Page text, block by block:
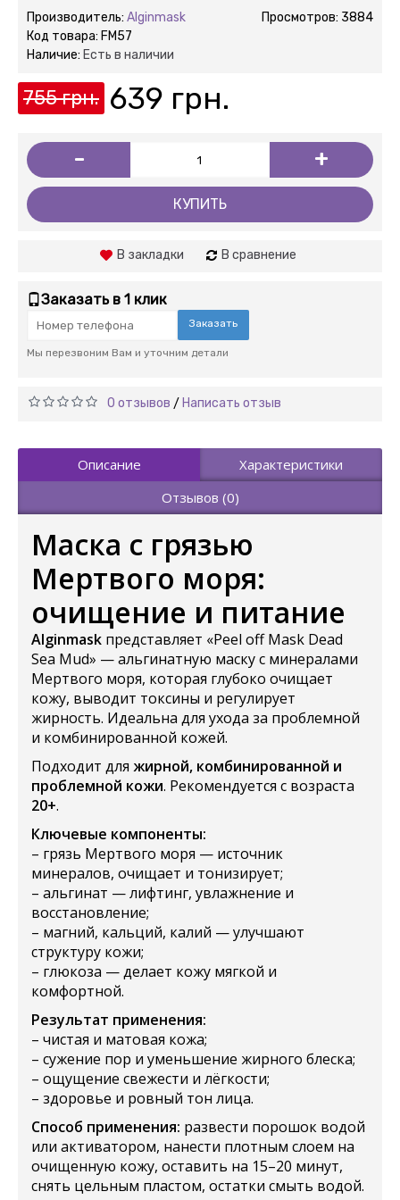
Просмотров: 3884
Производитель: Alginmask
Код товара: FM57
Наличие: Есть в наличии
755 грн. 639 грн.
- +
КУПИТЬ
В закладки В сравнение
Заказать в 1 клик
Заказать
Мы перезвоним Вам и уточним детали
0 отзывов / Написать отзыв
Описание
Характеристики
Отзывов (0)
Маска с грязью
Мертвого моря:
очищение и питание
Alginmask представляет «Peel off Mask Dead
Sea Mud» — альгинатную маску с минералами
Мертвого моря, которая глубоко очищает
кожу, выводит токсины и регулирует
жирность. Идеальна для ухода за проблемной
и комбинированной кожей.
Подходит для жирной, комбинированной и
проблемной кожи. Рекомендуется с возраста
20+.
Ключевые компоненты:
– грязь Мертвого моря — источник
минералов, очищает и тонизирует;
– альгинат — лифтинг, увлажнение и
восстановление;
– магний, кальций, калий — улучшают
структуру кожи;
– глюкоза — делает кожу мягкой и
комфортной.
Результат применения:
– чистая и матовая кожа;
– сужение пор и уменьшение жирного блеска;
– ощущение свежести и лёгкости;
– здоровье и ровный тон лица.
Способ применения: развести порошок водой
или активатором, нанести плотным слоем на
очищенную кожу, оставить на 15–20 минут,
снять цельным пластом, остатки смыть водой.